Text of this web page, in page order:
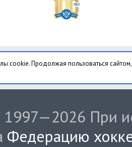
cookie. Продолжая пользоваться
При
Федерацию